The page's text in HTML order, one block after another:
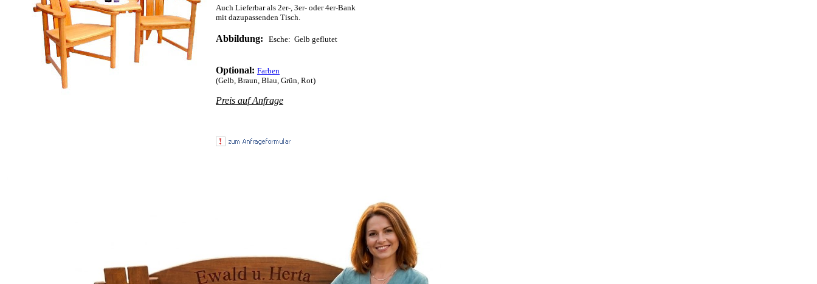
Auch Lieferbar als 2er-, 3er- oder 4er-Bank
mit dazupassenden Tisch.
Abbildung: Esche: Gelb geflutet
Optional: Farben
(Gelb, Braun, Blau, Grün, Rot)
Preis auf Anfrage